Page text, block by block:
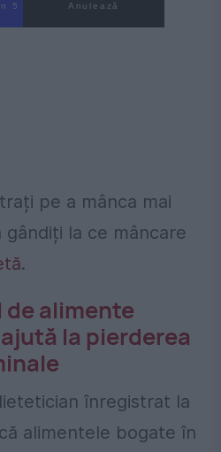
3 Anulează
pe a mânca mai
la ce mâncare
.
alimente
la pierderea
înregistrat la
alimentele bogate în